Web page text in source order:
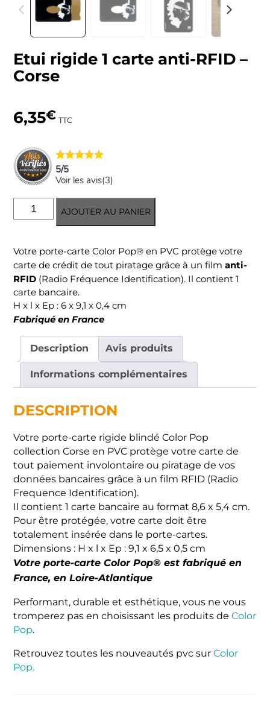
Etui rigide 1 carte anti-RFID –
Corse
Votre porte-carte Color Pop® en PVC protège votre
carte de crédit de tout piratage grâce à un filmanti-
RFID (Radio Fréquence Identification). Il contient 1
carte bancaire.
H x l x Ep : 6 x 9,1 x 0,4 cm
Fabriqué en France
5/5
Voir les avis(3)
6,35€ TTC
quantité
de
rigide
carte
anti-
RFID
-
AJOUTER AU PANIER
Description
Avis produits
Informations complémentaires
DESCRIPTION
Votre porte-carte rigide blindé Color Pop
collection Corse en PVC protège votre carte de
tout paiement involontaire ou piratage de vos
données bancaires grâce à un film RFID (Radio
Frequence Identification).
Il contient 1 carte bancaire au format 8,6 x 5,4 cm.
Pour être protégée, votre carte doit être
totalement insérée dans le porte-cartes.
Dimensions : H x l x Ep : 9,1 x 6,5 x 0,5 cm
Votre porte-carte Color Pop® est fabriqué en
France, en Loire-Atlantique
Performant, durable et esthétique, vous ne vous
tromperez pas en choisissant les produits deColor
Pop.
Retrouvez toutes les nouveautés pvc surColor
Pop.